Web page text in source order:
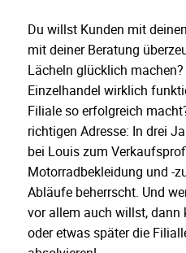
Du willst Kunden mit
mit deiner Beratung
Lächeln glücklich
Einzelhandel wirklich
Filiale so erfolgreich
richtigen Adresse: In drei
bei Louis zum
Motorradbekleidung und -
Abläufe beherrscht. Und
vor allem auch willst,
oder etwas später die